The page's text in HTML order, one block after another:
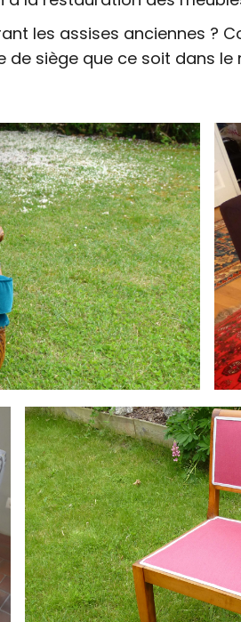
les assises anciennes ?
siège que ce soit dans